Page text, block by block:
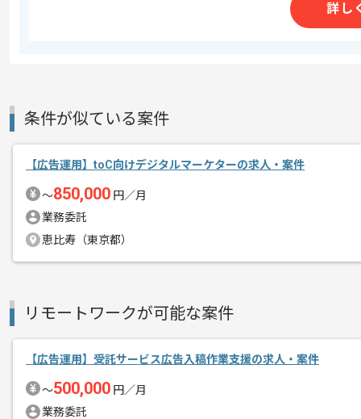
Webマーケターとしての実務経験を活
詳し
条件が似ている案件
【広告運用】toC向けデジタルマーケターの求人・案件
〜850,000 円／月
業務委託
恵比寿（東京都）
リモートワークが可能な案件
【広告運用】受託サービス広告入稿作業支援の求人・案件
〜500,000 円／月
業務委託